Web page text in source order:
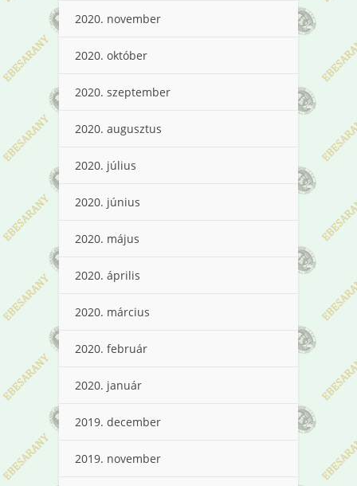
2020. november
2020. október
2020. szeptember
2020. augusztus
2020. július
2020. június
2020. május
2020. április
2020. március
2020. február
2020. január
2019. december
2019. november